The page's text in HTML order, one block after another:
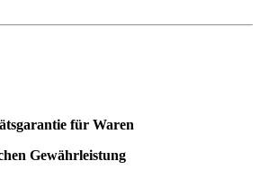
für Waren
Gewährleistung